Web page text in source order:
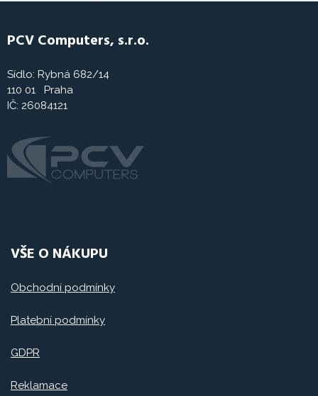
PCV Computers, s.r.o.
Sídlo: Rybná 682/14
110 01 Praha
IČ: 26084121
VŠE O NÁKUPU
Obchodní podmínky
Platební podmínky
GDPR
Reklamace